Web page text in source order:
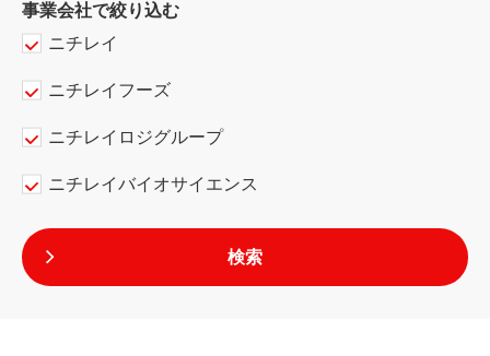
事業会社で絞り込む
ニチレイ
ニチレイフーズ
ニチレイロジグループ
ニチレイバイオサイエンス